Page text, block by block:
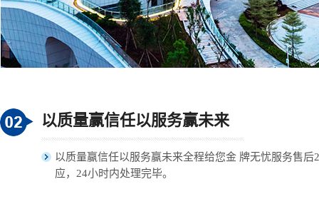
以质量赢信任以服务赢未来
以质量赢信任以服务赢未来全程给您金 牌无忧服务售后
应，24小时内处理完毕。